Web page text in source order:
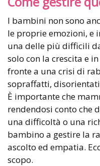
I bambini non sono
le proprie emozioni, e
una delle più difficili
solo con la crescita e
fronte a una crisi di
sopraffatti,
È importante che
rendendosi conto che
una difficoltà o una
bambino a gestire la
ascolto ed empatia.
scopo.